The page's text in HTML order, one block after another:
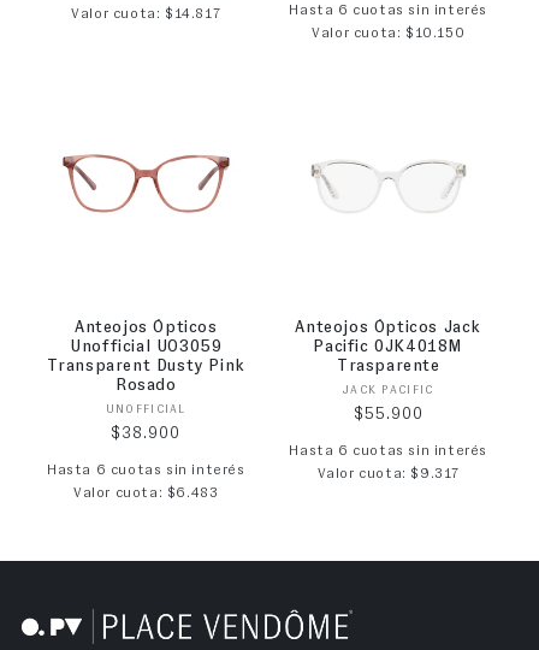
Valor cuota: $14.817
Hasta 6 cuotas sin interés
Valor cuota: $10.150
Anteojos Ópticos
Unofficial UO3059
Transparent Dusty Pink
Rosado
Proveedor:
UNOFFICIAL
Precio habitual
$38.900
Hasta 6 cuotas sin interés
Valor cuota: $6.483
Anteojos Ópticos Jack
Pacific 0JK4018M
Trasparente
Proveedor:
JACK PACIFIC
Precio habitual
$55.900
Hasta 6 cuotas sin interés
Valor cuota: $9.317